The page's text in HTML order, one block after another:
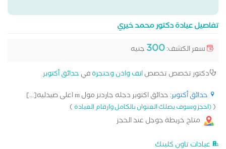
تفاصيل عيادة دكتور محمد خيري
سعر الكشف:300 جنيه
دكتور تخصص تخصصانف واذن وحنجرةفي حدائق أكتوبر
حدائق أكتوبر: حدائق اكتوبر دجله جاردنز مول m اعلى صيدليه[...]
((احجز وسوف يصلك العنوان بالكامل وارقام العيادة)
متاح خريطة جوجل عند الحجز
عيادات تاون كلينك